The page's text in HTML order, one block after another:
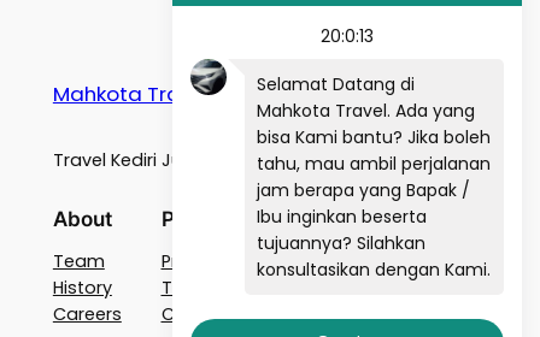
Mahkota Travel Kediri
Travel Kediri Juanda Surabaya Malang
About
Team
History
Careers
Privacy
Privacy Policy
Terms and Conditions
Contact Us
Social
Facebook
Instagram
Twitter/X
20:0:13
Selamat Datang di
Mahkota Travel. Ada yang
bisa Kami bantu? Jika boleh
tahu, mau ambil perjalanan
jam berapa yang Bapak /
Ibu inginkan beserta
tujuannya? Silahkan
konsultasikan dengan Kami.